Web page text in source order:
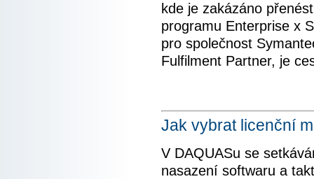
kde je zakázáno
programu Enterprise x
pro společnost
Fulfilment Partner, je
Jak vybrat licenční
V DAQUASu se
nasazení softwaru a